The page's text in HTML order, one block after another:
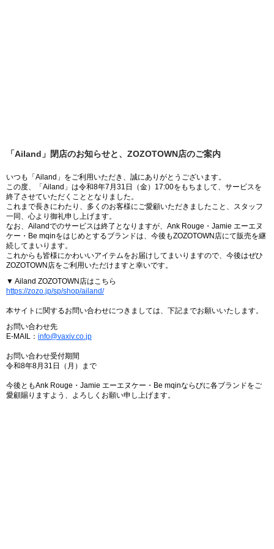
「Ailand」閉店のお知らせと、ZOZOTOWN店のご案内
いつも「Ailand」をご利用いただき、誠にありがとうございます。
この度、「Ailand」は令和8年7月31日（金）17:00をもちまして、サービスを
終了させていただくこととなりました。
これまで長きにわたり、多くのお客様にご愛顧いただきましたこと、スタッフ
一同、心より御礼申し上げます。
なお、Ailandでのサービスは終了となりますが、Ank Rouge・Jamie エーエヌ
ケー・Be mqinをはじめとするブランドは、今後もZOZOTOWN店にて販売を継
続してまいります。
これからも皆様にかわいいアイテムをお届けしてまいりますので、今後はぜひ
ZOZOTOWN店をご利用いただけますと幸いです。
▼ Ailand ZOZOTOWN店はこちら
https://zozo.jp/sp/shop/ailand/
本サイトに関するお問い合わせにつきましては、下記までお願いいたします。
お問い合わせ先
E-MAIL： info@vaxiv.co.jp
お問い合わせ受付期間
令和8年8月31日（月）まで
今後ともAnk Rouge・Jamie エーエヌケー・Be mqinならびに各ブランドをご
愛顧賜りますよう、よろしくお願い申し上げます。